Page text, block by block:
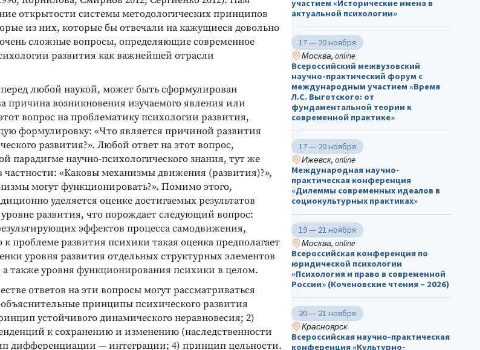
открытости системы методологических принципов
из них, которые бы отвечали на кажущиеся довольно
сложные вопросы, определяющие современное
развития как важнейшей отрасли
любой наукой, может быть сформулирован
причина возникновения изучаемого явления или
вопрос на проблематику психологии развития,
формулировку: «Что является причиной развития
развития?». Любой ответ на этот вопрос,
парадигме научно-психологического знания, тут же
«Каковы механизмы движения (развития)?»,
могут функционировать?». Помимо этого,
уделяется оценке достигаемых результатов
развития, что порождает следующий вопрос:
эффектов процесса самодвижения,
проблеме развития психики такая оценка предполагает
уровня развития отдельных структурных элементов
также уровня функционирования психики в целом.
ответов на эти вопросы могут рассматриваться
принципы психического развития
устойчивого динамического неравновесия; 2)
к сохранению и изменению (наследственности
дифференциации — интеграции; 4) принцип цельности.
участием «Исторические имена в
актуальной психологии»
17 — 20 ноября
Москва, online
Всероссийский межвузовский
научно-практический форум с
международным участием «Время
Л.С. Выготского: от
фундаментальной теории к
современной практике»
17 — 20 ноября
Ижевск, online
Международная научно-
практическая конференция
«Дилеммы современных идеалов в
социокультурных практиках»
19 — 21 ноября
Москва, online
Всероссийская конференция по
юридической психологии
«Психология и право в современной
России» (Коченовские чтения – 2026)
20 — 21 ноября
Красноярск
Всероссийская научно-практическая
конференция «Культурно-